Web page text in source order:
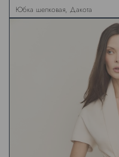
Юбка шелковая, Дакота